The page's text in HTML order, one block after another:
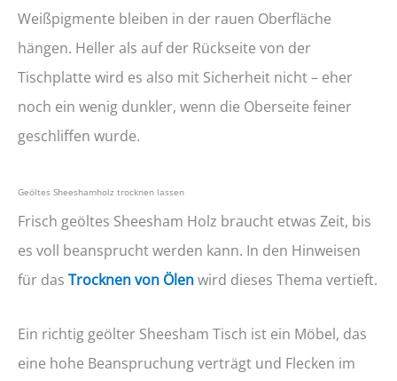
Weißpigmente bleiben in der rauen Oberfläche
hängen. Heller als auf der Rückseite von der
Tischplatte wird es also mit Sicherheit nicht – eher
noch ein wenig dunkler, wenn die Oberseite feiner
geschliffen wurde.
Geöltes Sheeshamholz trocknen lassen
Frisch geöltes Sheesham Holz braucht etwas Zeit, bis
es voll beansprucht werden kann. In den Hinweisen
für das Trocknen von Ölenwird dieses Thema vertieft.
Ein richtig geölter Sheesham Tisch ist ein Möbel, das
eine hohe Beanspruchung verträgt und Flecken im